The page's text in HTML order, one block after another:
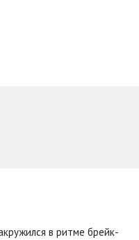
в ритме брейк-